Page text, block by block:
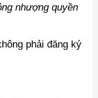
nhượng quyền
phải đăng ký